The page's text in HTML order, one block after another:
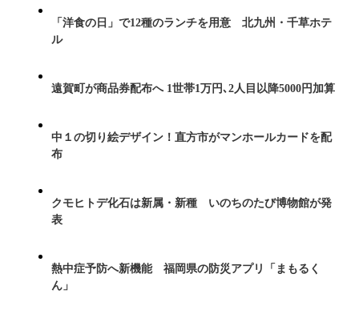
「洋食の日」で12種のランチを用意 北九州・千草ホテ
ル
遠賀町が商品券配布へ 1世帯1万円､2人目以降5000円加算
中１の切り絵デザイン！直方市がマンホールカードを配
布
クモヒトデ化石は新属・新種 いのちのたび博物館が発
表
熱中症予防へ新機能 福岡県の防災アプリ「まもるく
ん」